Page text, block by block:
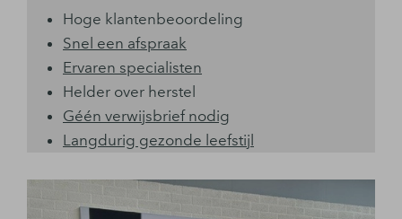
Hoge klantenbeoordeling
Snel een afspraak
Ervaren specialisten
Helder over herstel
Géén verwijsbrief nodig
Langdurig gezonde leefstijl